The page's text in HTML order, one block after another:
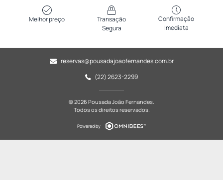
Melhor preço
Transação
Segura
Confirmação
Imediata
reservas@pousadajoaofernandes.com.br
(22) 2623-2299
© 2026 Pousada João Fernandes.
Todos os direitos reservados.
Powered by